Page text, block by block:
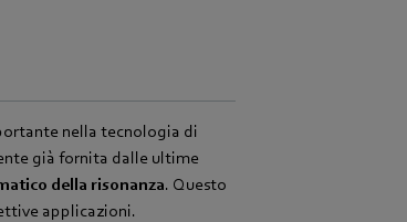
nella tecnologia di
già fornita dalle ultime
della risonanza. Questo
applicazioni.